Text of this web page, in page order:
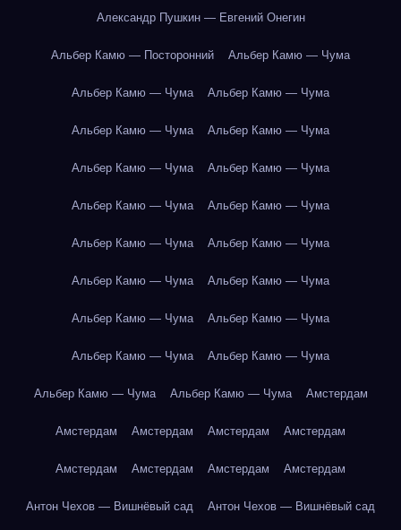
Александр Пушкин — Евгений Онегин
Альбер Камю — Посторонний Альбер Камю — Чума
Альбер Камю — Чума Альбер Камю — Чума
Альбер Камю — Чума Альбер Камю — Чума
Альбер Камю — Чума Альбер Камю — Чума
Альбер Камю — Чума Альбер Камю — Чума
Альбер Камю — Чума Альбер Камю — Чума
Альбер Камю — Чума Альбер Камю — Чума
Альбер Камю — Чума Альбер Камю — Чума
Альбер Камю — Чума Альбер Камю — Чума
Альбер Камю — Чума Альбер Камю — Чума Амстердам
Амстердам Амстердам Амстердам Амстердам
Амстердам Амстердам Амстердам Амстердам
Антон Чехов — Вишнёвый сад Антон Чехов — Вишнёвый сад